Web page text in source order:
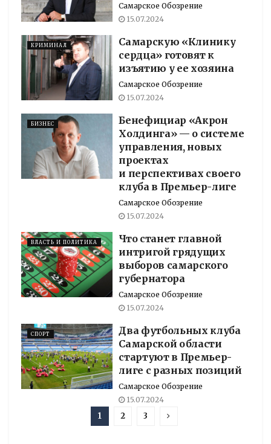
Самарское Обозрение
15.07.2024
КРИМИНАЛ
Самарскую «Клинику
сердца» готовят к
изъятию у ее хозяина
Самарское Обозрение
15.07.2024
БИЗНЕС
Бенефициар «Акрон
Холдинга» — о системе
управления, новых
проектах
и перспективах своего
клуба в Премьер-лиге
Самарское Обозрение
15.07.2024
ВЛАСТЬ И ПОЛИТИКА
Что станет главной
интригой грядущих
выборов самарского
губернатора
Самарское Обозрение
15.07.2024
СПОРТ
Два футбольных клуба
Самарской области
стартуют в Премьер-
лиге с разных позиций
Самарское Обозрение
15.07.2024
1 2 3